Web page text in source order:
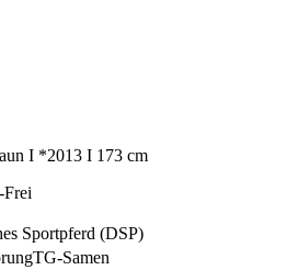
I *2013 I 173 cm
Sportpferd (DSP)
TG-Samen